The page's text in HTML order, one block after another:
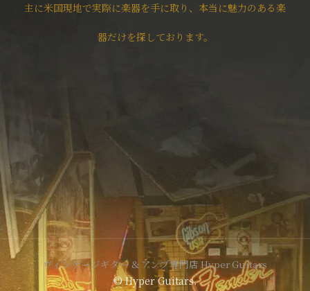
主に米国現地で実際に楽器を手に取り、本当に魅力のある楽
器だけを探しております。
ヴィンテージギター & アンプ専門店 Hyper Guitars
© Hyper Guitars.